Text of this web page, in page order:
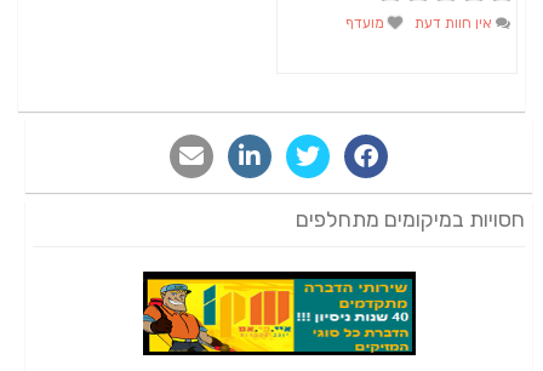
אין חוות דעת מועדף
חסויות במיקומים מתחלפים